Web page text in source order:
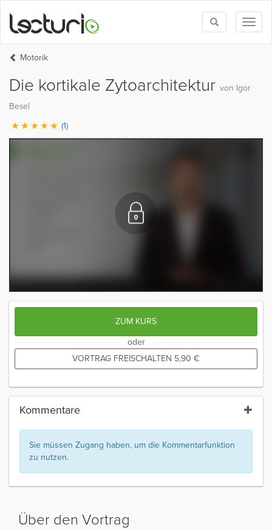
Toggle
search
Motorik
Die kortikale Zytoarchitektur von Igor
Besel
(1)
ZUM KURS
oder
VORTRAG FREISCHALTEN 5,90 €
Kommentare
Sie müssen Zugang haben, um die Kommentarfunktion
zu nutzen.
Über den Vortrag